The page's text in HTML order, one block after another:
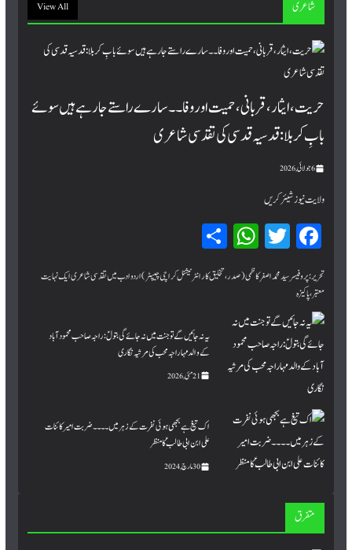
شاعری View All
حریت، ایثار، قربانی، حمیت اور وفا۔۔ سارے راستے جا رہے ہیں سوئے
بابِ کربلا : قدسیہ قدسی کی تقدسی شاعری
6 جولائی, 2026
ولایت نیوز شیئر کریں
Fa
ce
bo
ok
T
wi
tte
r
W
hat
sA
Sh
ar
e
تحریر:پروفیسر سید محمد اصغر کاظمی (صدر، تخلیق کار انٹرنیشنل کراچی چیپٹر) اردو ادب میں تقدسی شاعری ایک نہایت
معتبر، پاکیزہ
یہ نہ جائیں گے تو جنت میں نہ جائے گی بتولؑ: راجہ صاحب محمود آباد
کے والد مہاراجہ محب کی مرثیہ نگاری
21 مئی, 2026
اک تیغ ہے بجھی ہوئی نفرت کے زہر میں۔۔۔۔ ضربت امیر کائنات
علی ابن ابی طالبؑ کا منظر
30 مارچ, 2024
متفرق